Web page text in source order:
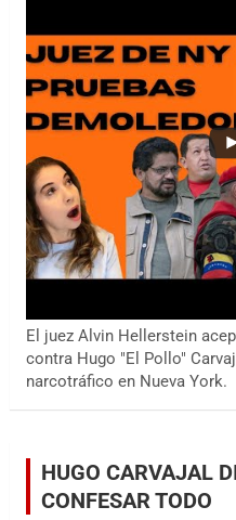
El juez Alvin Hellerstein
contra Hugo "El Pollo"
narcotráfico en Nueva York.
HUGO CARVAJAL
CONFESAR TODO